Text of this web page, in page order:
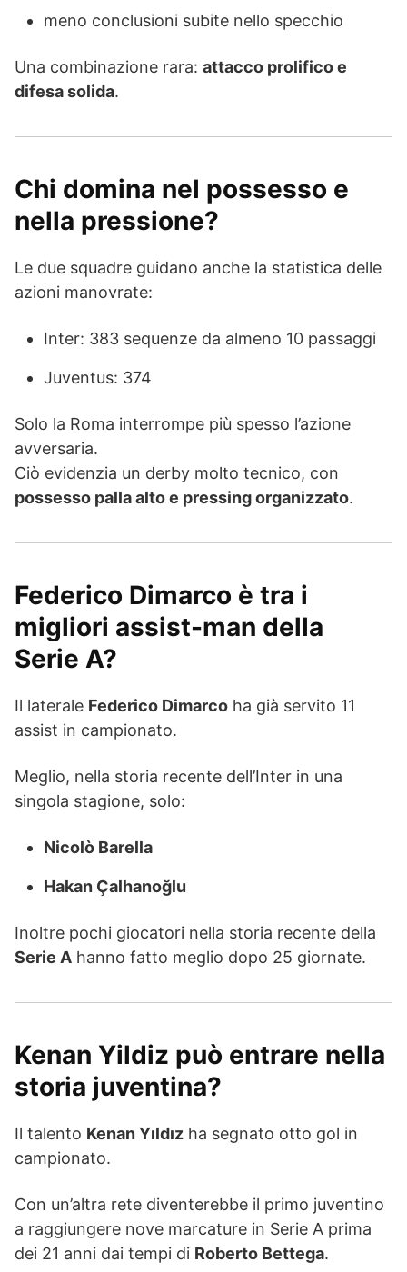
meno conclusioni subite nello specchio
Una combinazione rara: attacco prolifico e
difesa solida.
Chi domina nel possesso e
nella pressione?
Le due squadre guidano anche la statistica delle
azioni manovrate:
Inter: 383 sequenze da almeno 10 passaggi
Juventus: 374
Solo la Roma interrompe più spesso l’azione
avversaria.
Ciò evidenzia un derby molto tecnico, con
possesso palla alto e pressing organizzato.
Federico Dimarco è tra i
migliori assist-man della
Serie A?
Il laterale Federico Dimarco ha già servito 11
assist in campionato.
Meglio, nella storia recente dell’Inter in una
singola stagione, solo:
Nicolò Barella
Hakan Çalhanoğlu
Inoltre pochi giocatori nella storia recente della
Serie A hanno fatto meglio dopo 25 giornate.
Kenan Yildiz può entrare nella
storia juventina?
Il talento Kenan Yıldız ha segnato otto gol in
campionato.
Con un’altra rete diventerebbe il primo juventino
a raggiungere nove marcature in Serie A prima
dei 21 anni dai tempi di Roberto Bettega.